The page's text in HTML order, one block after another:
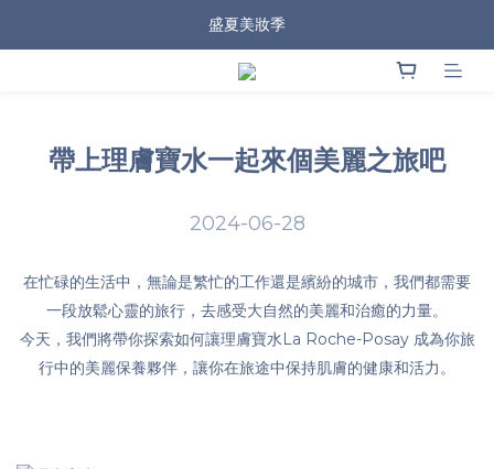
盛夏美妝季
帶上理膚寶水一起來個美麗之旅吧
2024-06-28
在忙碌的生活中，無論是繁忙的工作還是繽紛的城市，我們都需要
一段放鬆心靈的旅行，去感受大自然的美麗和治癒的力量。
今天，我們將帶你探索如何讓理膚寶水La Roche-Posay 成為你旅
行中的美麗保養夥伴，讓你在旅途中保持肌膚的健康和活力。